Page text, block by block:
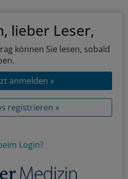
lieber Leser,
können Sie lesen, sobald
anmelden »
registrieren »
Login?